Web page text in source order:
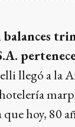
llegó a la
hoy, 80